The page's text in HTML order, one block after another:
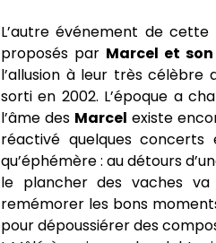
L’autre événement de
proposés par Marcel et
l’allusion à leur très célèbre
sorti en 2002. L’époque a
l’âme des Marcel existe
réactivé quelques concerts
qu’éphémère : au détours
le plancher des vaches va
remémorer les bons
pour dépoussiérer des